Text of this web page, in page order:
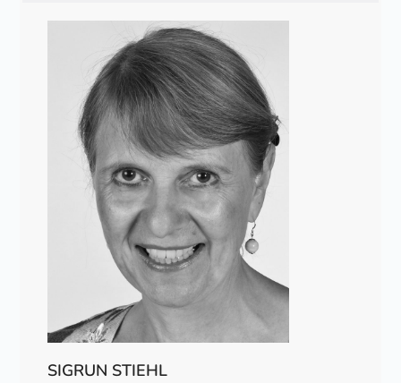
SIGRUN STIEHL